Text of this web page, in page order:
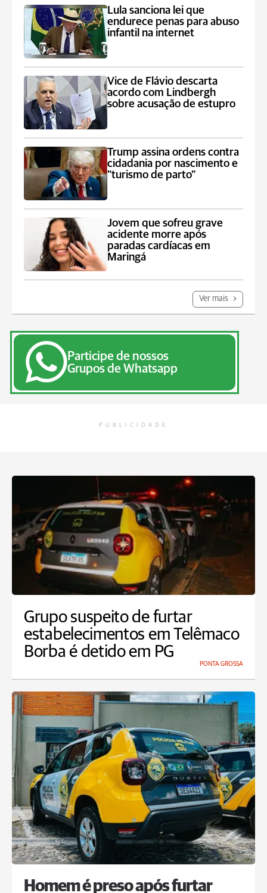
Lula sanciona lei que
endurece penas para abuso
infantil na internet
Vice de Flávio descarta
acordo com Lindbergh
sobre acusação de estupro
Trump assina ordens contra
cidadania por nascimento e
"turismo de parto"
Jovem que sofreu grave
acidente morre após
paradas cardíacas em
Maringá
Ver mais
Participe de nossos
Grupos de Whatsapp
PUBLICIDADE
Grupo suspeito de furtar
estabelecimentos em Telêmaco
Borba é detido em PG
PONTA GROSSA
Homem é preso após furtar